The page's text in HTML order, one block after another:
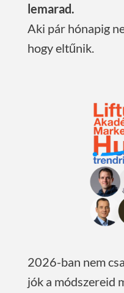
lemarad.
Aki pár hónapig
hogy eltűnik.
2026-ban nem
jók a módszereid